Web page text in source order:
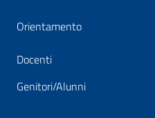
Orientamento
Docenti
Genitori/Alunni